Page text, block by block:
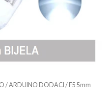
/ARDUINO DODACI / F5 5mm